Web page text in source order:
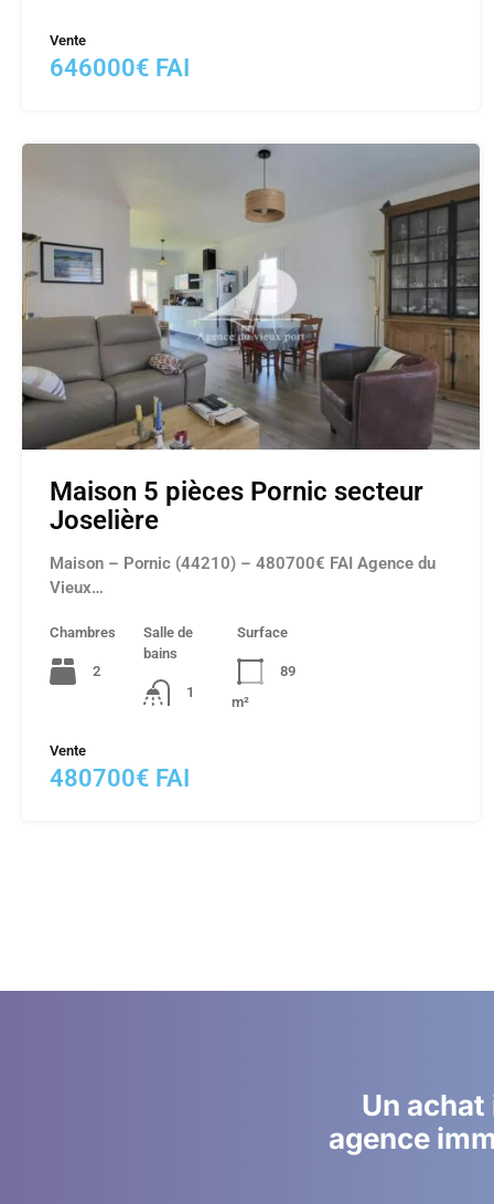
Vente
646000€ FAI
Maison 5 pièces Pornic secteur
Joselière
Maison – Pornic (44210) – 480700€ FAI Agence du
Vieux…
Chambres
2
Salle de
bains
1
Surface
89
m²
Vente
480700€ FAI
Un
agence